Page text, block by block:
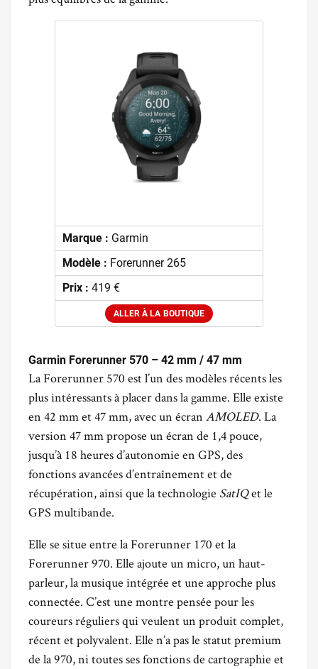
Marque : Garmin
Modèle : Forerunner 265
Prix : 419 €
ALLER À LA BOUTIQUE
Garmin Forerunner 570 – 42 mm / 47 mm
La Forerunner 570 est l’un des modèles récents les
plus intéressants à placer dans la gamme. Elle existe
en 42 mm et 47 mm, avec un écran AMOLED. La
version 47 mm propose un écran de 1,4 pouce,
jusqu’à 18 heures d’autonomie en GPS, des
fonctions avancées d’entraînement et de
récupération, ainsi que la technologie SatIQet le
GPS multibande.
Elle se situe entre la Forerunner 170 et la
Forerunner 970. Elle ajoute un micro, un haut-
parleur, la musique intégrée et une approche plus
connectée. C’est une montre pensée pour les
coureurs réguliers qui veulent un produit complet,
récent et polyvalent. Elle n’a pas le statut premium
de la 970, ni toutes ses fonctions de cartographie et